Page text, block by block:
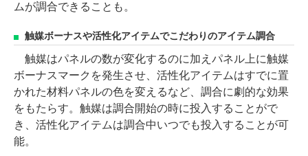
ムが調合できることも。
触媒ボーナスや活性化アイテムでこだわりのアイテム調合
触媒はパネルの数が変化するのに加えパネル上に触媒
ボーナスマークを発生させ、活性化アイテムはすでに置
かれた材料パネルの色を変えるなど、調合に劇的な効果
をもたらす。触媒は調合開始の時に投入することがで
き、活性化アイテムは調合中いつでも投入することが可
能。